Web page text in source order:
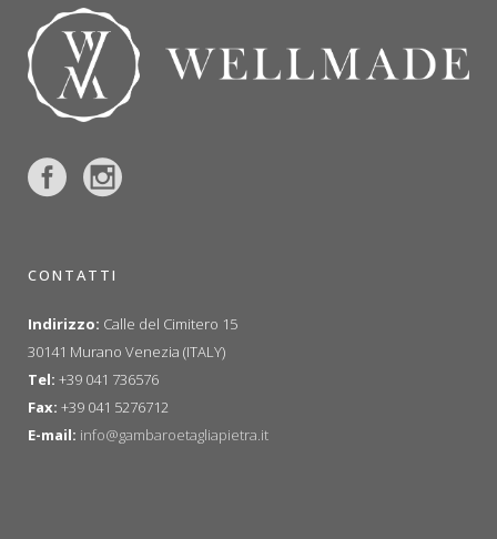
CONTATTI
Indirizzo: Calle del Cimitero 15
30141 Murano Venezia (ITALY)
Tel: +39 041 736576
Fax: +39 041 5276712
E-mail: info@gambaroetagliapietra.it